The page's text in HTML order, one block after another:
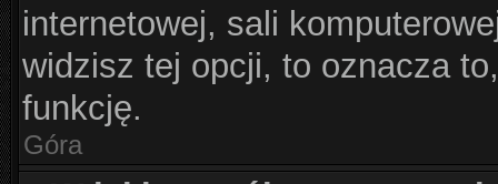
internetowej, sali
widzisz tej opcji, to oznacza
funkcję.
Góra